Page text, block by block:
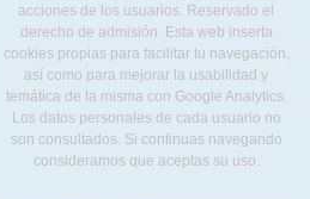
acciones de los usuarios. Reservado el
derecho de admisión. Esta web inserta
cookies propias para facilitar tu navegación,
así como para mejorar la usabilidad y
temática de la misma con Google Analytics.
Los datos personales de cada usuario no
son consultados. Si continuas navegando
consideramos que aceptas su uso.